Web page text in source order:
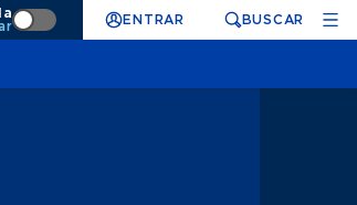
ENTRAR BUSCAR